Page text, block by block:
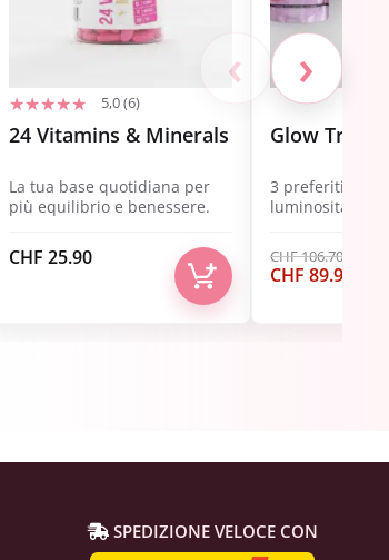
5,0 (6)
24 Vitamins & Minerals
La tua base quotidiana per
più equilibrio e benessere.
CHF 25.90
Glow Trio
3 preferiti di
luminosità,
CHF106.70
Il
CHF 89.90
‹ ›
SPEDIZIONE VELOCE CON